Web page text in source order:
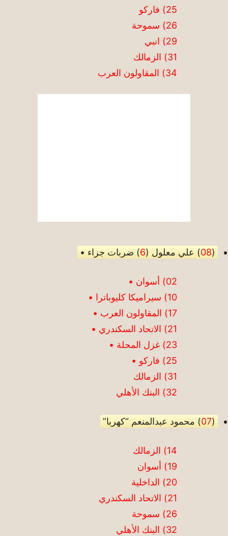
25) فاركو
26) سموحة
29) انبي
31) الزمالك
34) المقاولون العرب
(
08) علي معلول (6) ضربات جزاء •
02) أسوان •
10) سيراميكا كليوباترا •
17) المقاولون العرب •
21) الاتحاد السكندري •
23) غزل المحلة •
25) فاركو •
31) الزمالك
32) البنك الأهلي
(
07) محمود عبدالمنعم “كهربا”
14) الزمالك
19) أسوان
20) الداخلية
21) الاتحاد السكندري
26) سموحة
32) البنك الأهلي